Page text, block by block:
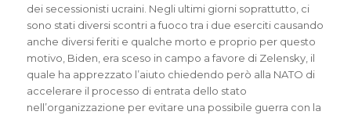
dei secessionisti ucraini. Negli ultimi giorni soprattutto, ci
sono stati diversi scontri a fuoco tra i due eserciti causando
anche diversi feriti e qualche morto e proprio per questo
motivo, Biden, era sceso in campo a favore di Zelensky, il
quale ha apprezzato l’aiuto chiedendo però alla NATO di
accelerare il processo di entrata dello stato
nell’organizzazione per evitare una possibile guerra con la